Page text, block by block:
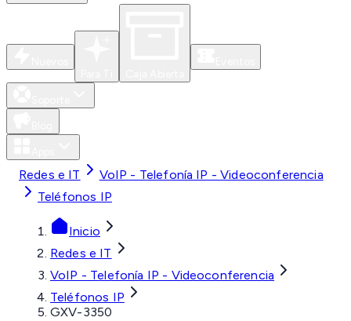
Redes e IT
VoIP - Telefonía IP - Videoconferencia
Teléfonos IP
Inicio
Redes e IT
VoIP - Telefonía IP - Videoconferencia
Teléfonos IP
GXV-3350